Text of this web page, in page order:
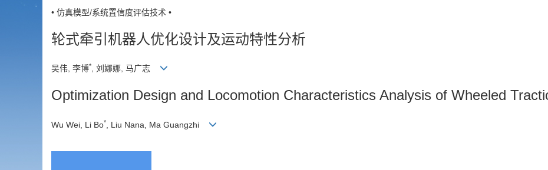
• 仿真模型/系统置信度评估技术 •
轮式牵引机器人优化设计及运动特性分析
吴伟, 李博*, 刘娜娜, 马广志
Optimization Design and Locomotion Characteristics Analysis of Wheeled
Wu Wei, Li Bo* , Liu Nana, Ma Guangzhi